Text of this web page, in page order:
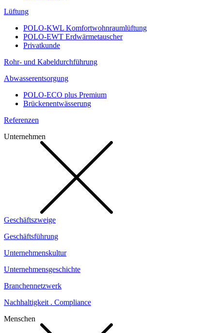
Lüftung
POLO-KWL Komfortwohnraumlüftung
POLO-EWT Erdwärmetauscher
Privatkunde
Rohr- und Kabeldurchführung
Abwasserentsorgung
POLO-ECO plus Premium
Brückenentwässerung
Referenzen
Unternehmen
Geschäftszweige
Geschäftsführung
Unternehmenskultur
Unternehmensgeschichte
Branchennetzwerk
Nachhaltigkeit . Compliance
Menschen